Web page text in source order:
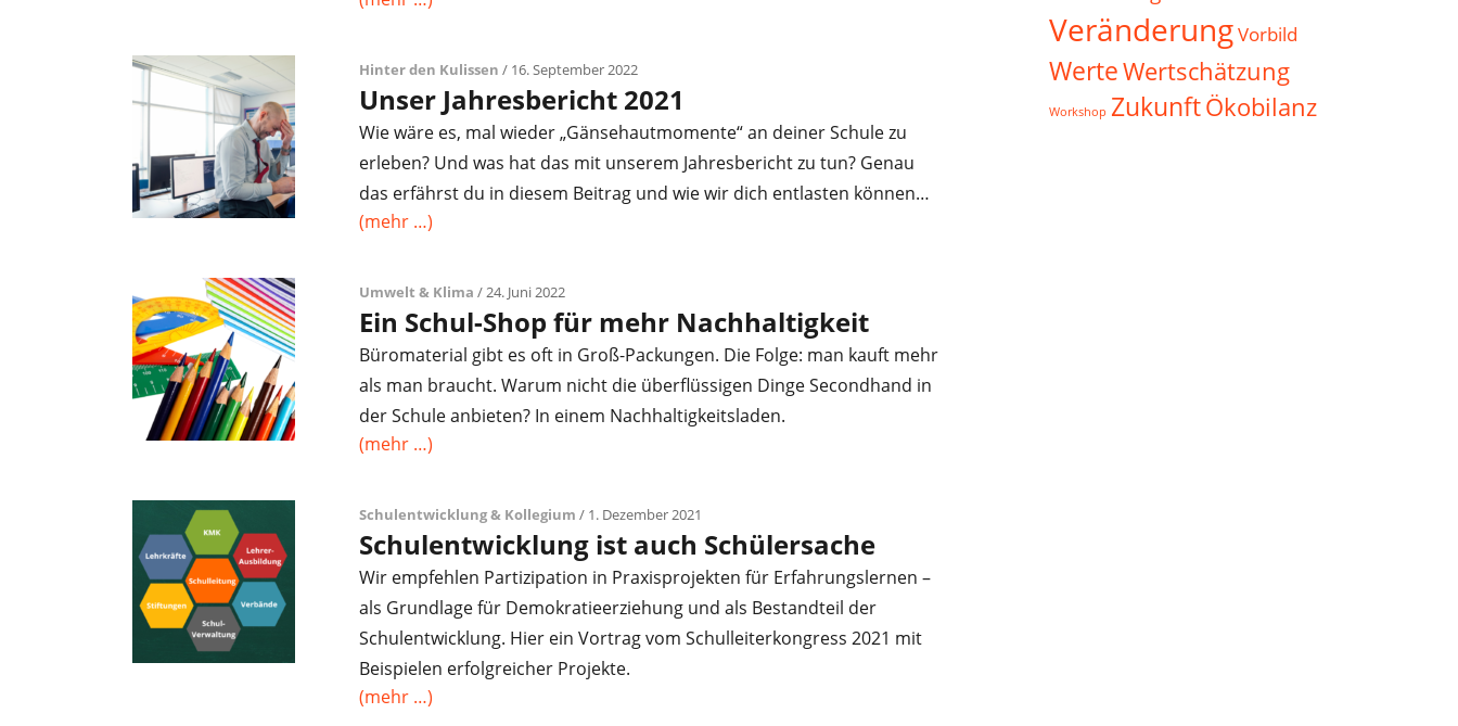
Hinter den Kulissen / 16. September 2022
Unser Jahresbericht 2021
Wie wäre es, mal wieder „Gänsehautmomente“ an deiner Schule zu
erleben? Und was hat das mit unserem Jahresbericht zu tun? Genau
das erfährst du in diesem Beitrag und wie wir dich entlasten können…
(mehr …)
Umwelt & Klima / 24. Juni 2022
Ein Schul-Shop für mehr Nachhaltigkeit
Büromaterial gibt es oft in Groß-Packungen. Die Folge: man kauft mehr
als man braucht. Warum nicht die überflüssigen Dinge Secondhand in
der Schule anbieten? In einem Nachhaltigkeitsladen.
(mehr …)
Schulentwicklung & Kollegium / 1. Dezember 2021
Schulentwicklung ist auch Schülersache
Wir empfehlen Partizipation in Praxisprojekten für Erfahrungslernen –
als Grundlage für Demokratieerziehung und als Bestandteil der
Schulentwicklung. Hier ein Vortrag vom Schulleiterkongress 2021 mit
Beispielen erfolgreicher Projekte.
(mehr …)
VeränderungVorbild
WerteWertschätzung
Workshop ZukunftÖkobilanz